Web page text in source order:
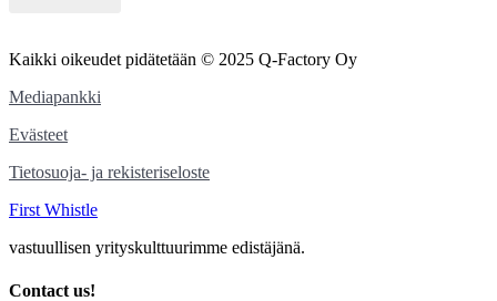
Kaikki oikeudet pidätetään © 2025 Q-Factory Oy
Mediapankki
Evästeet
Tietosuoja- ja rekisteriseloste
First Whistle
vastuullisen yrityskulttuurimme edistäjänä.
Contact us!